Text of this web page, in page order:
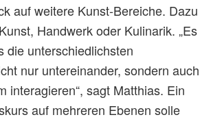
auf weitere Kunst-Bereiche. Dazu
Handwerk oder Kulinarik. „Es
die unterschiedlichsten
nur untereinander, sondern auch
interagieren“, sagt Matthias. Ein
auf mehreren Ebenen solle